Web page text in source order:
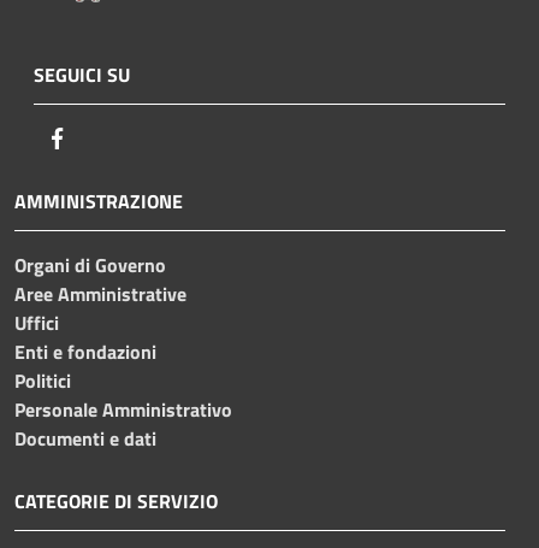
SEGUICI SU
AMMINISTRAZIONE
Organi di Governo
Aree Amministrative
Uffici
Enti e fondazioni
Politici
Personale Amministrativo
Documenti e dati
CATEGORIE DI SERVIZIO